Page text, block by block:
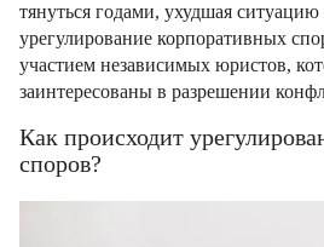
тянуться годами, ухудшая
урегулирование корпоративных
участием независимых юристов,
заинтересованы в разрешении
Как происходит
споров?